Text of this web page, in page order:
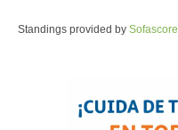
Standings provided by Sofascore